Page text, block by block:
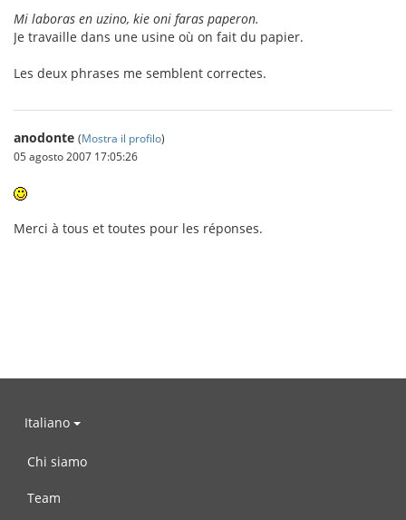
Mi laboras en uzino, kie oni faras paperon.
Je travaille dans une usine où on fait du papier.
Les deux phrases me semblent correctes.
anodonte (Mostra il profilo)
05 agosto 2007 17:05:26
Merci à tous et toutes pour les réponses.
Italiano
Chi siamo
Team